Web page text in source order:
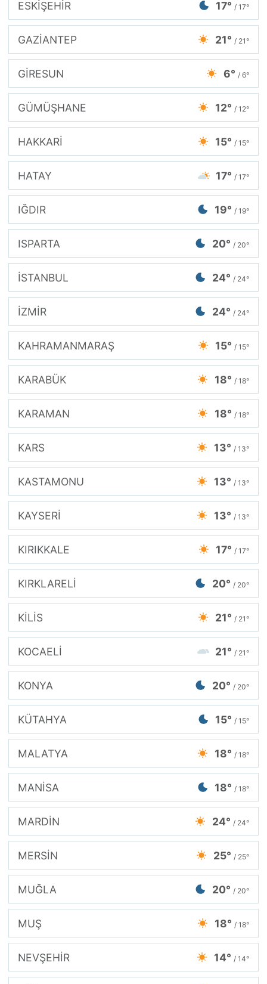
ESKİŞEHİR 17° / 17°
GAZİANTEP 21° / 21°
GİRESUN 6° / 6°
GÜMÜŞHANE 12° / 12°
HAKKARİ 15° / 15°
HATAY 17° / 17°
IĞDIR 19° / 19°
ISPARTA 20° / 20°
İSTANBUL 24° / 24°
İZMİR 24° / 24°
KAHRAMANMARAŞ 15° / 15°
KARABÜK 18° / 18°
KARAMAN 18° / 18°
KARS 13° / 13°
KASTAMONU 13° / 13°
KAYSERİ 13° / 13°
KIRIKKALE 17° / 17°
KIRKLARELİ 20° / 20°
KİLİS 21° / 21°
KOCAELİ 21° / 21°
KONYA 20° / 20°
KÜTAHYA 15° / 15°
MALATYA 18° / 18°
MANİSA 18° / 18°
MARDİN 24° / 24°
MERSİN 25° / 25°
MUĞLA 20° / 20°
MUŞ 18° / 18°
NEVŞEHİR 14° / 14°